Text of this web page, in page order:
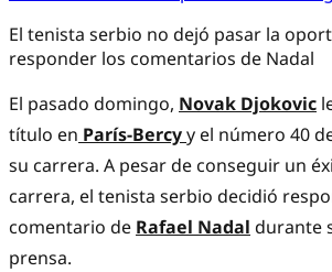
El tenista serbio no dejó pasar la
responder los comentarios de Nadal
El pasado domingo, Novak Djokovic
título en París-Bercyy el número 40
su carrera. A pesar de conseguir un
carrera, el tenista serbio decidió
comentario de Rafael Nadal durante
prensa.